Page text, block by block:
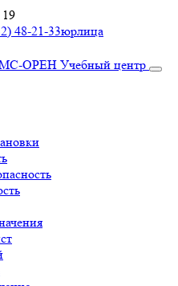
48-21-33юрлица
ОРЕН Учебный центр